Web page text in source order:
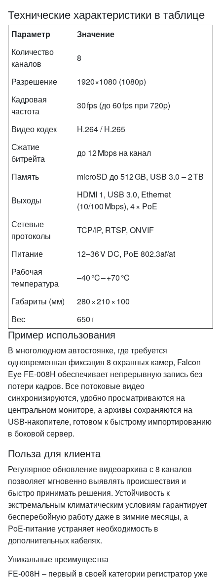
Технические характеристики в таблице
Параметр
Значение
Количество
каналов
8
Разрешение
1920×1080 (1080p)
Кадровая
частота
30 fps (до 60 fps при 720p)
Видео кодек
H.264 / H.265
Сжатие
битрейта
до 12 Mbps на канал
Память microSD до 512 GB, USB 3.0 – 2 TB
Выходы
HDMI 1, USB 3.0, Ethernet
(10/100 Mbps), 4 × PoE
Сетевые
протоколы
TCP/IP, RTSP, ONVIF
Питание
12–36 V DC, PoE 802.3af/at
Рабочая
температура
–40 °C – +70 °C
Габариты (мм)
280 × 210 × 100
Вес
650 г
Пример использования
В многолюдном автостоянке, где требуется
одновременная фиксация 8 охранных камер, Falcon
Eye FE‑008H обеспечивает непрерывную запись без
потери кадров. Все потоковые видео
синхронизируются, удобно просматриваются на
центральном мониторе, а архивы сохраняются на
USB‑накопителе, готовом к быстрому импортированию
в боковой сервер.
Польза для клиента
Регулярное обновление видеоархива с 8 каналов
позволяет мгновенно выявлять происшествия и
быстро принимать решения. Устойчивость к
экстремальным климатическим условиям гарантирует
бесперебойную работу даже в зимние месяцы, а
PoE‑питание устраняет необходимость в
дополнительных кабелях.
Уникальные преимущества
FE‑008H – первый в своей категории регистратор уже